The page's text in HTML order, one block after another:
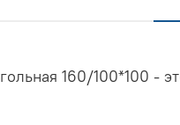
160/100*100 -